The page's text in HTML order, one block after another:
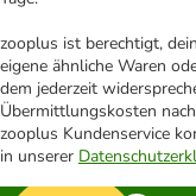
zooplus ist berechtigt,
eigene ähnliche Waren
dem jederzeit
Übermittlungskosten
zooplus Kundenservice
in unserer